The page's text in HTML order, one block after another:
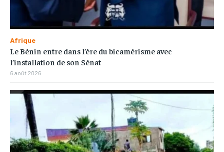
Afrique
Le Bénin entre dans l’ère du bicamérisme avec
l’installation de son Sénat
6 août 2026